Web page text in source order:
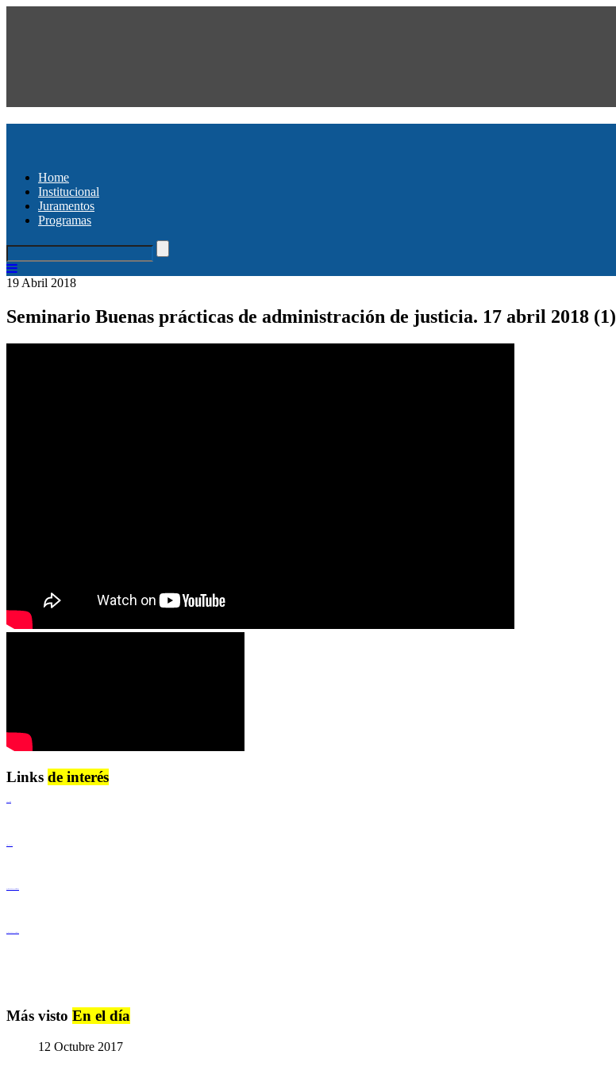
Home
Institucional
Juramentos
Programas
19 Abril 2018
Seminario Buenas prácticas de administración de justicia. 17 abril 2018 (1)
Links de interés
Más visto En el día
12 Octubre 2017